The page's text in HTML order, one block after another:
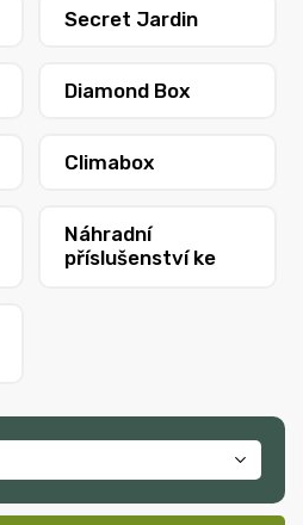
Secret Jardin
Diamond Box
Climabox
Náhradní
příslušenství ke